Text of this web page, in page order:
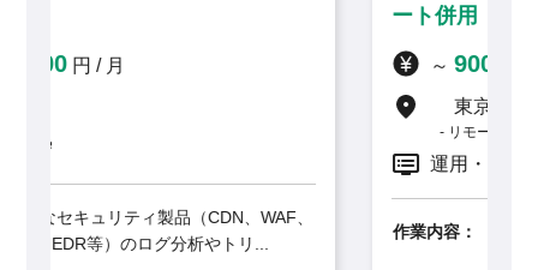
作業内容：
大手製造業・建設業クライアント向け
に、最先端のSIEM製品「G...